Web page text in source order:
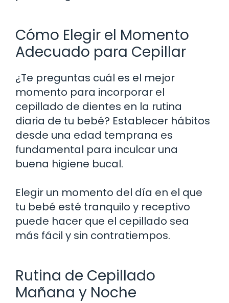
Cómo Elegir el Momento
Adecuado para Cepillar
¿Te preguntas cuál es el mejor
momento para incorporar el
cepillado de dientes en la rutina
diaria de tu bebé? Establecer hábitos
desde una edad temprana es
fundamental para inculcar una
buena higiene bucal.
Elegir un momento del día en el que
tu bebé esté tranquilo y receptivo
puede hacer que el cepillado sea
más fácil y sin contratiempos.
Rutina de Cepillado
Mañana y Noche